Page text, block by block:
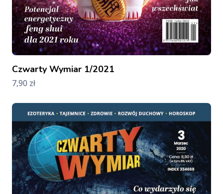
Czwarty Wymiar 1/2021
7,90 zł